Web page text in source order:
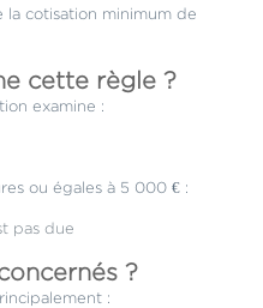
cotisation minimum de
cette règle ?
examine :
ou égales à 5 000 € :
pas due
?
: